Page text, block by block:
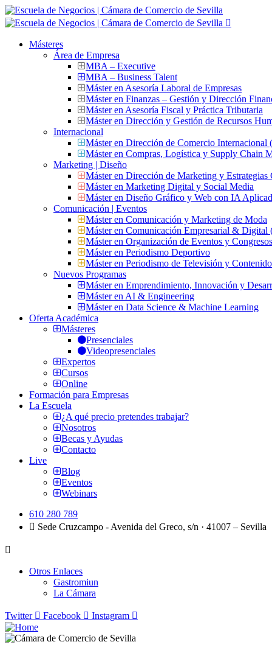
Másteres
Área de Empresa
MBA – Executive
MBA – Business Talent
Máster en Asesoría Laboral de Empresas
Máster en Finanzas – Gestión y Dirección
Máster en Asesoría Fiscal y Práctica Tributaria
Máster en Dirección y Gestión de Recursos
Internacional
Máster en Dirección de Comercio
Máster en Compras, Logística y Supply Chain
Marketing | Diseño
Máster en Dirección de Marketing y Estrategias
Máster en Marketing Digital y Social Media
Máster en Diseño Gráfico y Web con IA
Comunicación | Eventos
Máster en Comunicación y Marketing de Moda
Máster en Comunicación Empresarial &
Máster en Organización de Eventos y
Máster en Periodismo Deportivo
Máster en Periodismo de Televisión y
Nuevos Programas
Máster en Emprendimiento, Innovación y
Máster en AI & Engineering
Máster en Data Science & Machine Learning
Oferta Académica
Másteres
Presenciales
Videopresenciales
Expertos
Cursos
Online
Formación para Empresas
La Escuela
¿A qué precio pretendes trabajar?
Nosotros
Becas y Ayudas
Contacto
Live
Blog
Eventos
Webinars
610 280 789
Sede Cruzcampo - Avenida del Greco, s/n · 41007 – Sevilla
Main
Otros Enlaces
Gastromiun
La Cámara
Twitter Facebook Instagram